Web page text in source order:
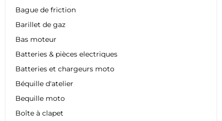
Bague de friction
Barillet de gaz
Bas moteur
Batteries & pièces electriques
Batteries et chargeurs moto
Béquille d'atelier
Bequille moto
Boîte à clapet